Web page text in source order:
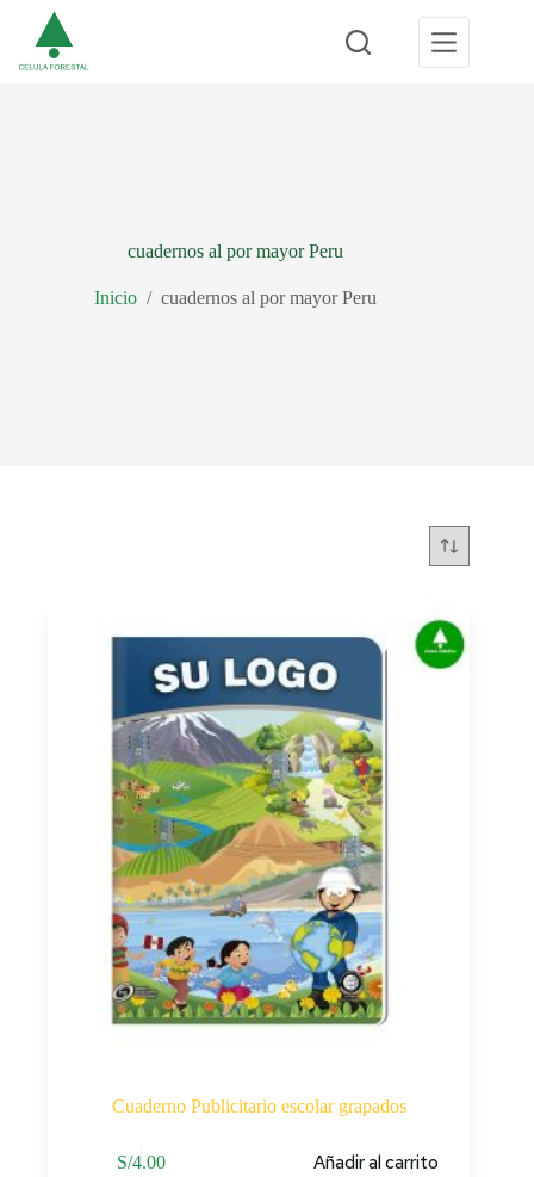
contenido
cuadernos al por mayor Peru
Inicio / cuadernos al por mayor Peru
Cuaderno Publicitario escolar grapados
S/4.00 Añadir al carrito